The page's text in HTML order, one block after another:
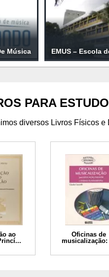
Música EMUS – Escola
PARA ESTUDO
diversos Livros Físicos
ao
Oficinas de
musicalização: